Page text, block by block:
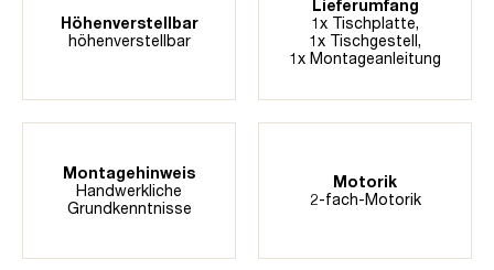
Höhenverstellbar
höhenverstellbar
Lieferumfang
1x Tischplatte,
1x Tischgestell,
1x Montageanleitung
Montagehinweis
Handwerkliche
Grundkenntnisse
Motorik
2-fach-Motorik